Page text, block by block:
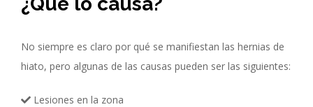
No siempre es claro por qué se manifiestan las hernias de
hiato, pero algunas de las causas pueden ser las siguientes:
Lesiones en la zona